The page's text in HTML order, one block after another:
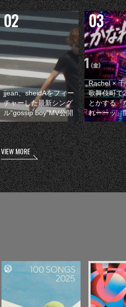
jjean、sheidAをフィー
チャーした最新シング
ル“gossip boy”MV公開
Rachel ×
歌舞伎町で
とかする『
れーーッ』
VIEW MORE